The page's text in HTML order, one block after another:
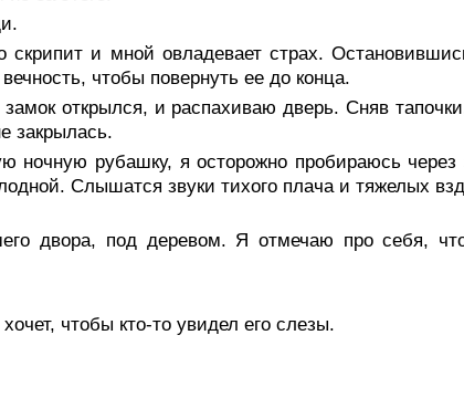
скрипит и мной овладевает страх.
чтобы повернуть ее до конца.
открылся, и распахиваю дверь. Сняв
закрылась.
ночную рубашку, я осторожно пробираюсь через
Слышатся звуки тихого плача и тяжелых
двора, под деревом. Я отмечаю про себя,
чтобы кто-то увидел его слезы.